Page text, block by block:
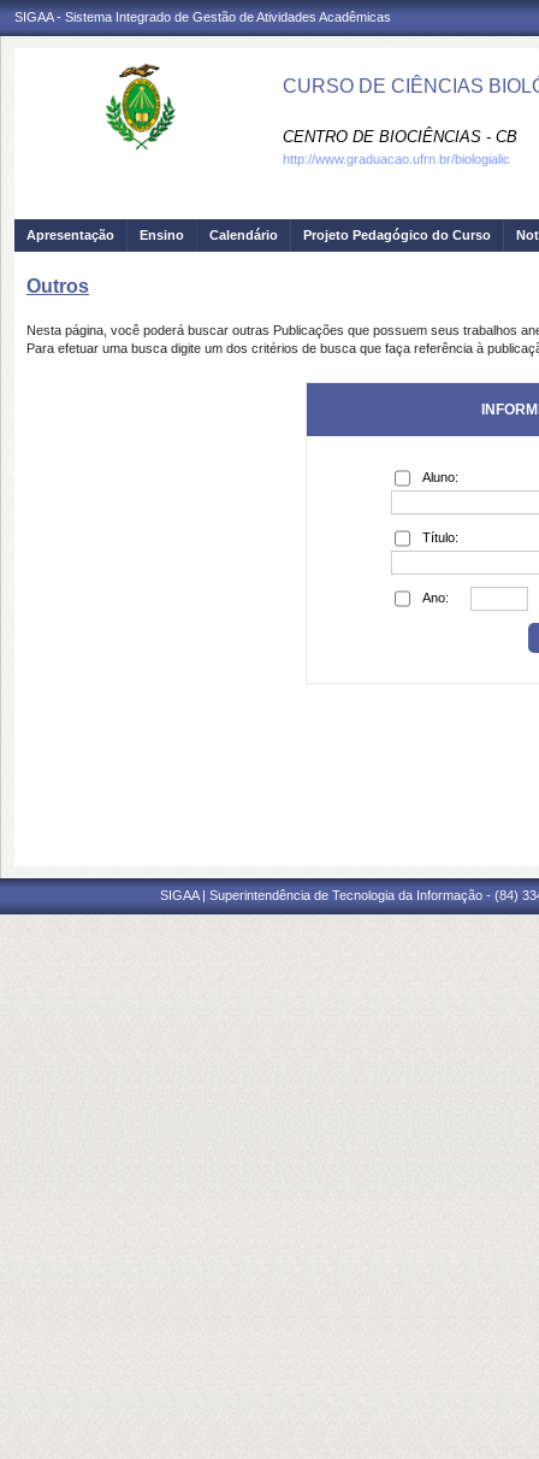
SIGAA - Sistema Integrado de Gestão de Atividades Acadêmicas
CURSO DE CIÊNCIAS
CENTRO DE BIOCIÊNCIAS - CB
http://www.graduacao.ufrn.br/biologialic
Apresentação Ensino Calendário Projeto Pedagógico do Curso
Outros
Nesta página, você poderá buscar outras Publicações que possuem seus trabalhos
Para efetuar uma busca digite um dos critérios de busca que faça referência à
Aluno:
Título:
Ano:
SIGAA | Superintendência de Tecnologia da Informação - (84)